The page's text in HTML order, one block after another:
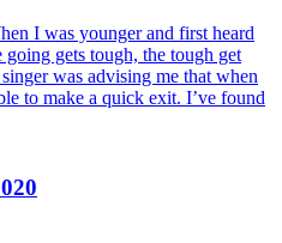
I was younger and first heard
gets tough, the tough get
was advising me that when
to make a quick exit. I’ve found